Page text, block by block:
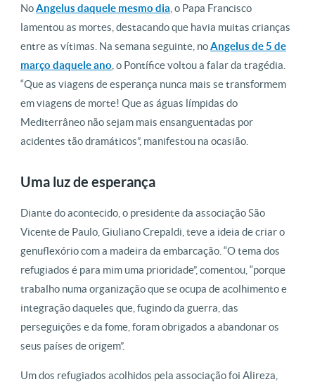
NoAngelus daquele mesmo dia , o Papa Francisco
lamentou as mortes, destacando que havia muitas crianças
entre as vítimas. Na semana seguinte, noAngelus de 5 de
março daquele ano , o Pontífice voltou a falar da tragédia.
“Que as viagens de esperança nunca mais se transformem
em viagens de morte! Que as águas límpidas do
Mediterrâneo não sejam mais ensanguentadas por
acidentes tão dramáticos”, manifestou na ocasião.
Uma luz de esperança
Diante do acontecido, o presidente da associação São
Vicente de Paulo, Giuliano Crepaldi, teve a ideia de criar o
genuflexório com a madeira da embarcação. “O tema dos
refugiados é para mim uma prioridade”, comentou, “porque
trabalho numa organização que se ocupa de acolhimento e
integração daqueles que, fugindo da guerra, das
perseguições e da fome, foram obrigados a abandonar os
seus países de origem”.
Um dos refugiados acolhidos pela associação foi Alireza,